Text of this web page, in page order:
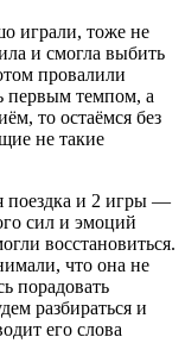
играли, тоже не
и смогла выбить
провалили
первым темпом, а
то остаёмся без
не такие
поездка и 2 игры —
сил и эмоций
восстановиться.
что она не
порадовать
разбираться и
его слова